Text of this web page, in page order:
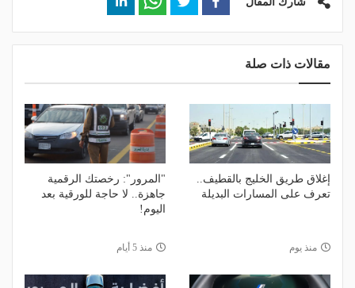
مقالات ذات صلة
إغلاق طريق الخليج بالقطيف..
تعرف على المسارات البديلة
منذ يوم
"المرور": رخصتك الرقمية
جاهزة.. لا حاجة للورقية بعد
اليوم!
منذ 5 أيام